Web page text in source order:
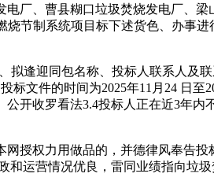
厂、曹县糊口垃圾焚烧发电厂、
节制系统项目标下述货色、办事
迎同包名称、投标人联系人及
文件的时间为2025年11月24 日
开收罗看法3.4投标人正在近3年
权力用做品的，并德律风奉告投
运营情况优良，雷同业绩指向垃